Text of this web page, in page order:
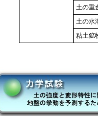
土の重
土の水
粘土鉱